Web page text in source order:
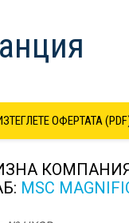
ОФЕРТАТА
MSC